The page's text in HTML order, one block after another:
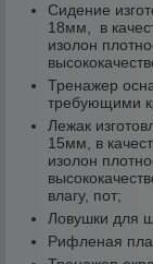
Сидение
18мм, в
изолон
Тренажер
требующими
Лежак
15мм, в
изолон
влагу, пот;
Ловушки для
Рифленая